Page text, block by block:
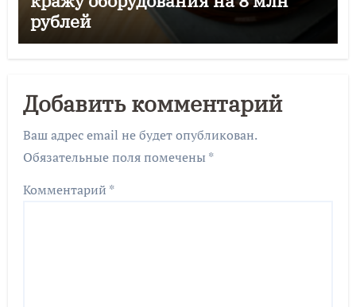
рублей
Добавить комментарий
Ваш адрес email не будет опубликован.
Обязательные поля помечены *
Комментарий *